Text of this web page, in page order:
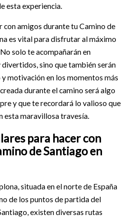
esta experiencia.
con amigos durante tu Camino de
es vital para disfrutar al máximo
solo te acompañarán en
sino que también serán
motivación en los momentos más
durante el camino será algo
y que te recordará lo valioso que
esta maravillosa travesía.
para hacer con
de Santiago en
situada en el norte de España
de los puntos de partida del
existen diversas rutas